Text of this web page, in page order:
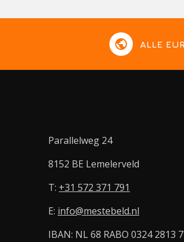
public ALLE
Parallelweg 24
8152 BE Lemelerveld
T: +31 572 371 791
E: info@mestebeld.nl
IBAN: NL 68 RABO 0324 2813